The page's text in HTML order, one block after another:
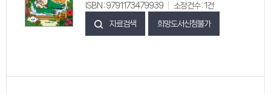
ISBN : 9791173479939
소장건수 : 1건
자료검색 희망도서신청불가